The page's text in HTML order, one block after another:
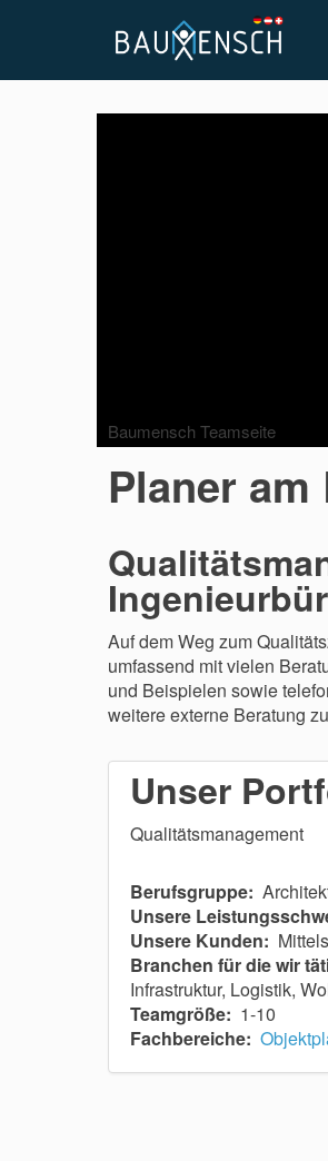
Baumensch Teamseite
Planer am
Auf dem Weg zum
umfassend mit vielen
und Beispielen sowie
weitere externe Beratung
Unser
Qualitätsmanagement
Berufsgruppe:
Unsere
Unsere Kunden:
Branchen für die wir
Infrastruktur, Logistik,
Teamgröße: 1-10
Fachbereiche: